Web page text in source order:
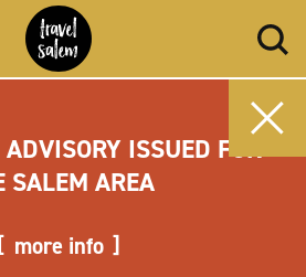
プ
ISSUED FOR
SALEM AREA
more info